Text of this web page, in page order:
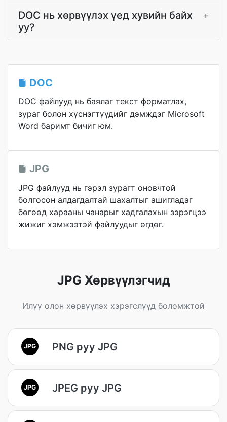
DOC нь хөрвүүлэх үед хувийн байх
уу?
+
DOC
DOC файлууд нь баялаг текст форматлах,
зураг болон хүснэгтүүдийг дэмждэг Microsoft
Word баримт бичиг юм.
JPG
JPG файлууд нь гэрэл зурагт оновчтой
болгосон алдагдалтай шахалтыг ашигладаг
бөгөөд харааны чанарыг хадгалахын зэрэгцээ
жижиг хэмжээтэй файлуудыг өгдөг.
JPG Хөрвүүлэгчид
Илүү олон хөрвүүлэх хэрэгслүүд боломжтой
JPG PNG руу JPG
JPG JPEG руу JPG